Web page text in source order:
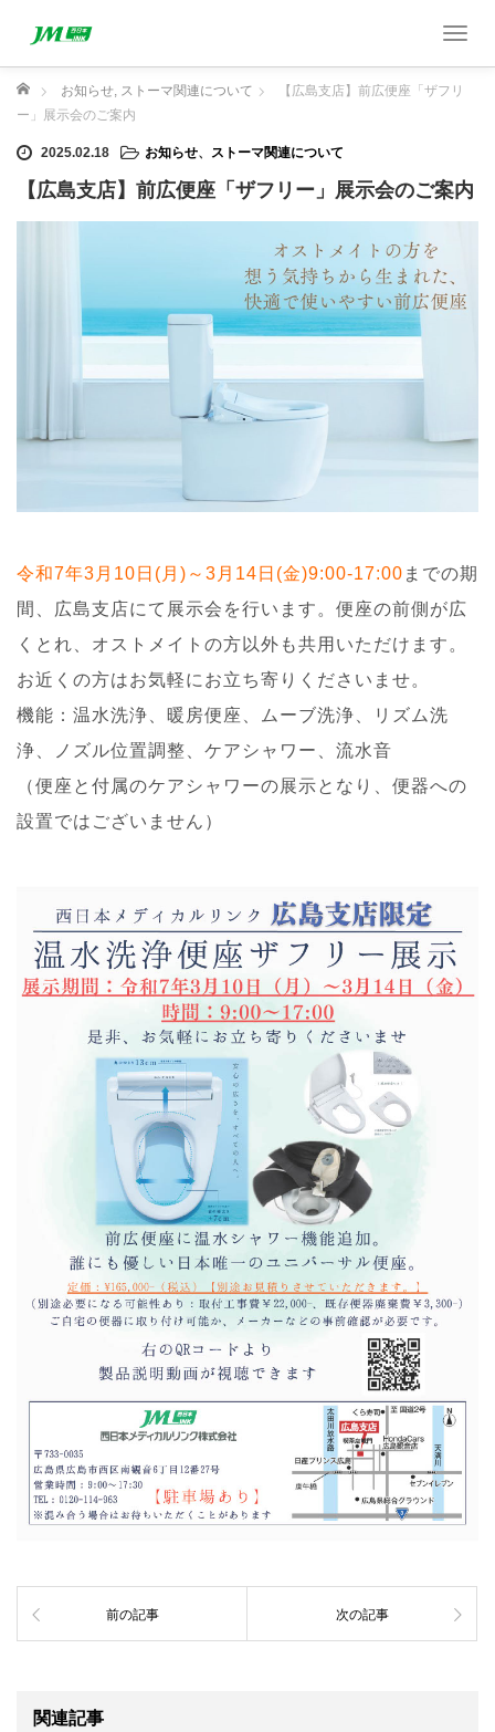
T
g
n
a
a
ホーム お知らせ, ストーマ関連について
【広島支店】前広便座「ザフリ
ー」展示会のご案内
2025.02.18 お知らせ、 ストーマ関連について
【広島支店】前広便座「ザフリー」展示会のご案内
令和7年3月10日(月)～3月14日(金)9:00-17:00 までの期
間、広島支店にて展示会を行います。便座の前側が広
くとれ、オストメイトの方以外も共用いただけます。
お近くの方はお気軽にお立ち寄りくださいませ。
機能：温水洗浄、暖房便座、ムーブ洗浄、リズム洗
浄、ノズル位置調整、ケアシャワー、流水音
（便座と付属のケアシャワーの展示となり、便器への
設置ではございません）
前の記事 次の記事
関連記事